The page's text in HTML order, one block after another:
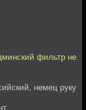
фильтр не
немец руку